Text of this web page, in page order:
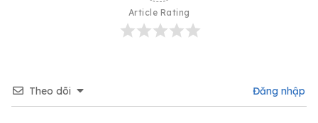
Article Rating
Theo dõi Đăng nhập